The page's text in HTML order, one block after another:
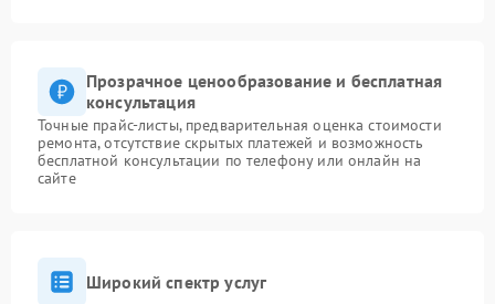
Прозрачное ценообразование и бесплатная
консультация
Точные прайс-листы, предварительная оценка стоимости
ремонта, отсутствие скрытых платежей и возможность
бесплатной консультации по телефону или онлайн на
сайте
Широкий спектр услуг